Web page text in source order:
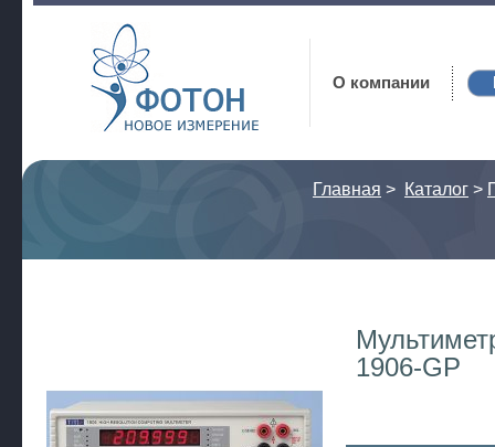
Фотон
О компании
Главная > Каталог >
1906-GP